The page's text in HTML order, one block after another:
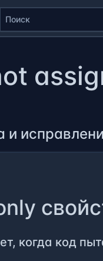
когда код